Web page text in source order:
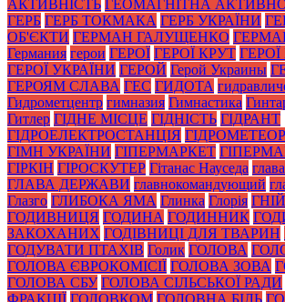
АКТИВНІСТЬ ГЕОМАГНІТНА
ГЕРБ ГЕРБ ТОКМАКА ГЕРБ УКРАЇНИ
ОБ'ЄКТИ ГЕРМАН ГАЛУЩЕНКО
Германия герои ГЕРОЇ ГЕРОЇ КРУТ
ГЕРОЇ УКРАЇНИ ГЕРОЙ Герой Украины
ГЕРОЯМ СЛАВА ГЕС ГИДОТА
Гидрометцентр гимназия Гимнастика
Гитлер ГІДНЕ МІСЦЕ ГІДНІСТЬ ГІДРАНТ
ГІДРОЕЛЕКТРОСТАНЦІЯ
ГІМН УКРАЇНИ ГІПЕРМАРКЕТ
ГІРКІН ГІРОСКУТЕР Гітанас Науседа
ГЛАВА ДЕРЖАВИ главнокомандующий
Глазго ГЛИБОКА ЯМА Глинка Глорія ГНІЙ
ГОДИВНИЦЯ ГОДИНА ГОДИННИК
ЗАКОХАНИХ ГОДІВНИЦІ ДЛЯ ТВАРИН
ГОДУВАТИ ПТАХІВ Голик ГОЛОВА
ГОЛОВА ЄВРОКОМІСІЇ ГОЛОВА ЗОВА
ГОЛОВА СБУ ГОЛОВА СІЛЬСЬКОЇ РАДИ